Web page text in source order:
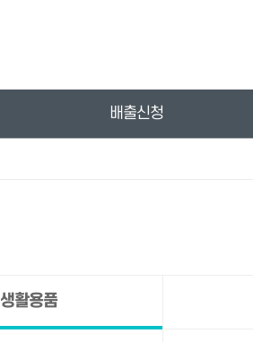
배출신청
생활용품